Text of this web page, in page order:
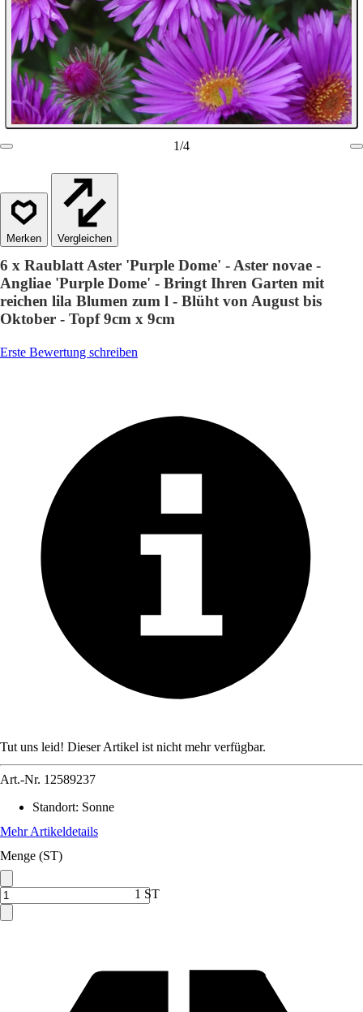
1/4
Vergleichen
6 x Raublatt Aster 'Purple Dome' - Aster novae -
Angliae 'Purple Dome' - Bringt Ihren Garten mit
reichen lila Blumen zum l - Blüht von August bis
Oktober - Topf 9cm x 9cm
Erste Bewertung schreiben
Tut uns leid! Dieser Artikel ist nicht mehr verfügbar.
Art.-Nr. 12589237
Standort: Sonne
Mehr Artikeldetails
Menge (ST)
1 ST